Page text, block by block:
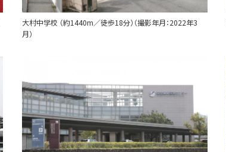
大村中学校 （約1440m／徒歩18分）（撮影年月：2022年3
月）